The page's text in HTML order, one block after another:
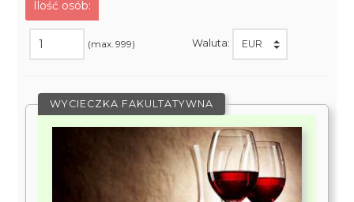
Ilość osób:
(max. 999) Waluta:
WYCIECZKA FAKULTATYWNA